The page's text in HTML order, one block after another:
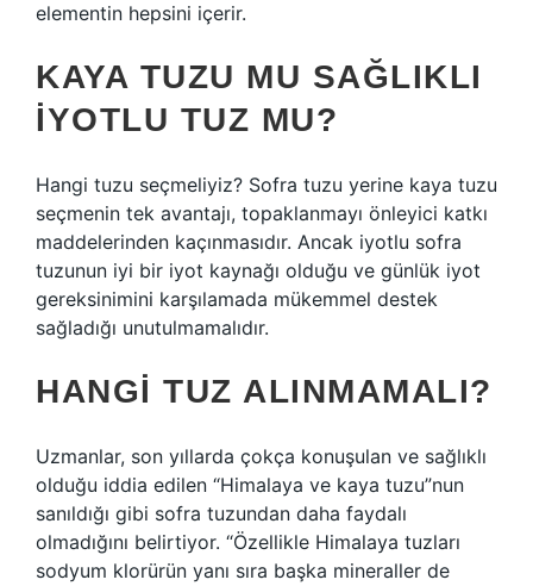
elementin hepsini içerir.
KAYA TUZU MU SAĞLIKLI
IYOTLU TUZ MU?
Hangi tuzu seçmeliyiz? Sofra tuzu yerine kaya tuzu
seçmenin tek avantajı, topaklanmayı önleyici katkı
maddelerinden kaçınmasıdır. Ancak iyotlu sofra
tuzunun iyi bir iyot kaynağı olduğu ve günlük iyot
gereksinimini karşılamada mükemmel destek
sağladığı unutulmamalıdır.
HANGI TUZ ALINMAMALI?
Uzmanlar, son yıllarda çokça konuşulan ve sağlıklı
olduğu iddia edilen “Himalaya ve kaya tuzu”nun
sanıldığı gibi sofra tuzundan daha faydalı
olmadığını belirtiyor. “Özellikle Himalaya tuzları
sodyum klorürün yanı sıra başka mineraller de